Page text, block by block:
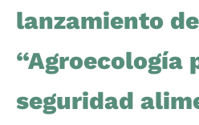
lanzamiento
“Agroecología
seguridad